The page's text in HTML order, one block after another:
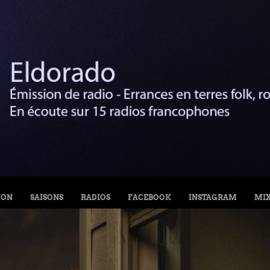
SAISONS RADIOS FACEBOOK INSTAGRAM